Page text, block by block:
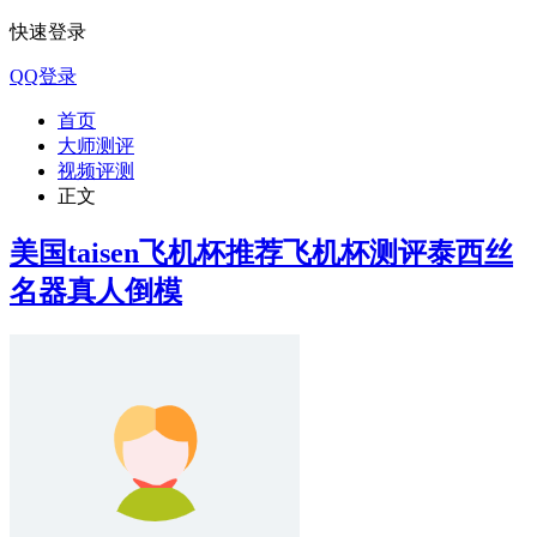
快速登录
QQ登录
首页
大师测评
视频评测
正文
美国taisen飞机杯推荐飞机杯测评泰西丝
名器真人倒模